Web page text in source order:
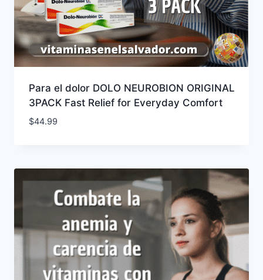
Para el dolor DOLO NEUROBION ORIGINAL
3PACK Fast Relief for Everyday Comfort
$44.99